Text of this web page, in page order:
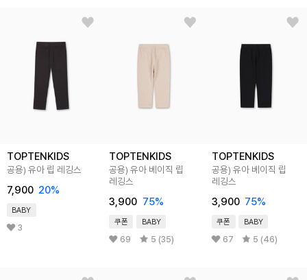
TOPTENKIDS
공용) 유아 립 레깅스
7,900 20%
BABY
3
TOPTENKIDS
공용) 유아 베이직 립
레깅스
3,900 75%
쿠폰 BABY
69 5 (35)
TOPTENKIDS
공용) 유아 베이직 립
레깅스
3,900 75%
쿠폰 BABY
67 5 (46)